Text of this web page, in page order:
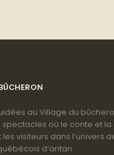
au Village du
où le conte et la
visiteurs dans l’univers
d’antan.